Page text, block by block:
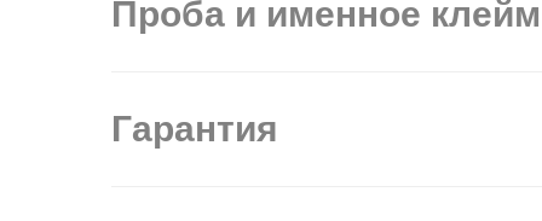
Проба и именное
Гарантия